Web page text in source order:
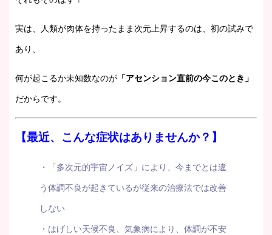
実は、人類が肉体を持ったまま次元上昇するのは、初の試みで
あり、
何が起こるか未知数なのが 「アセンション直前の今このとき」
だからです。
【最近、こんな症状はありませんか？】
・「多次元的宇宙ノイズ」により、今までとは違
う体調不良が起きているが従来の治療法では改善
しない
・はげしい天候不良、気象病により、体調が不安